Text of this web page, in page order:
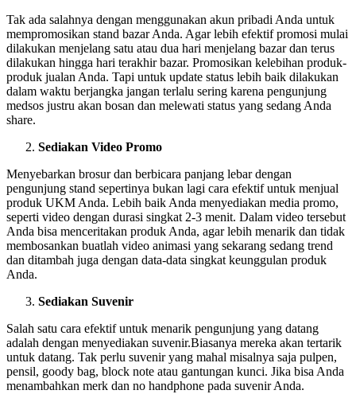
Tak ada salahnya dengan menggunakan akun pribadi Anda untuk
mempromosikan stand bazar Anda. Agar lebih efektif promosi mulai
dilakukan menjelang satu atau dua hari menjelang bazar dan terus
dilakukan hingga hari terakhir bazar. Promosikan kelebihan produk-
produk jualan Anda. Tapi untuk update status lebih baik dilakukan
dalam waktu berjangka jangan terlalu sering karena pengunjung
medsos justru akan bosan dan melewati status yang sedang Anda
share.
Sediakan Video Promo
Menyebarkan brosur dan berbicara panjang lebar dengan
pengunjung stand sepertinya bukan lagi cara efektif untuk menjual
produk UKM Anda. Lebih baik Anda menyediakan media promo,
seperti video dengan durasi singkat 2-3 menit. Dalam video tersebut
Anda bisa menceritakan produk Anda, agar lebih menarik dan tidak
membosankan buatlah video animasi yang sekarang sedang trend
dan ditambah juga dengan data-data singkat keunggulan produk
Anda.
Sediakan Suvenir
Salah satu cara efektif untuk menarik pengunjung yang datang
adalah dengan menyediakan suvenir.Biasanya mereka akan tertarik
untuk datang. Tak perlu suvenir yang mahal misalnya saja pulpen,
pensil, goody bag, block note atau gantungan kunci. Jika bisa Anda
menambahkan merk dan no handphone pada suvenir Anda.